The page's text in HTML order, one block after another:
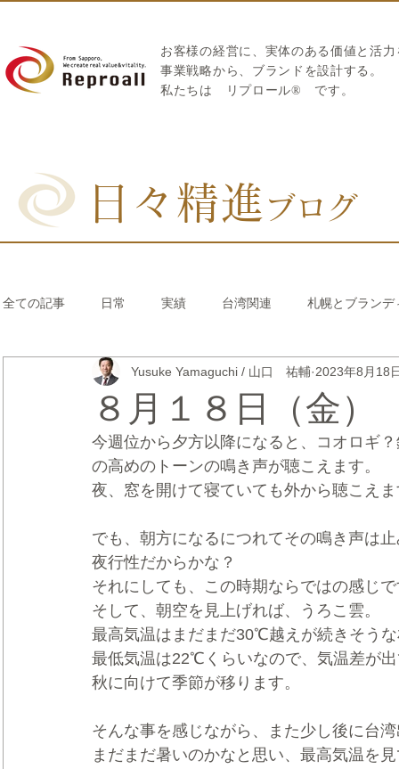
お客様の経営に、実体のある価値と活
​事業戦略から、ブランドを設計する。
私たちは
リプロール® です。
日々精進 ブログ
全ての記事 日常 実績 台湾関連 札幌とブランデ
リブランディング® さとうきび繊維のストロー 中国
CRMブランディング® デジタルマーケティングブランデ
８月１８日（金
Yusuke Yamaguchi / 山口 祐輔 2023年8月18
今週位から夕方以降になると、コオロギ
の高めのトーンの鳴き声が聴こえます。
夜、窓を開けて寝ていても外から聴こえ
でも、朝方になるにつれてその鳴き声は
夜行性だからかな？
それにしても、この時期ならではの感じ
そして、朝空を見上げれば、うろこ雲。
最高気温はまだまだ30℃越えが続きそう
最低気温は22℃くらいなので、気温差が
秋に向けて季節が移ります。
そんな事を感じながら、また少し後に台
まだまだ暑いのかなと思い、最高気温を